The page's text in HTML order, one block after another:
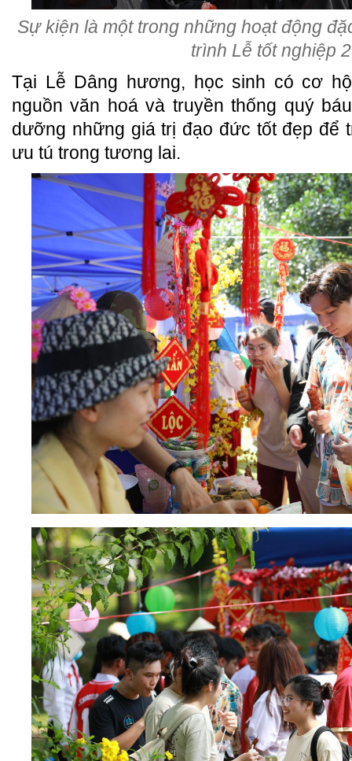
Sự kiện là một trong những hoạt động
trình Lễ tốt nghiệp
Tại Lễ Dâng hương, học sinh có cơ
nguồn văn hoá và truyền thống quý
dưỡng những giá trị đạo đức tốt đẹp để
ưu tú trong tương lai.